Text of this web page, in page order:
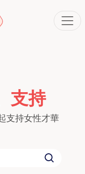
支持
支持女性才華